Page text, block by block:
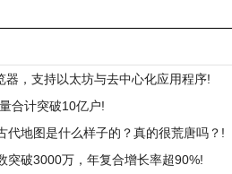
器，支持以太坊与去中心化应用程序!
合计突破10亿户!
代地图是什么样子的？真的很荒唐吗？!
突破3000万，年复合增长率超90%!